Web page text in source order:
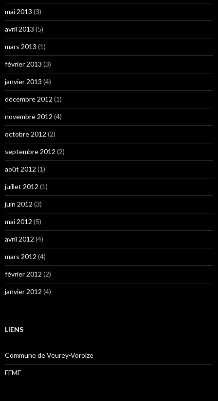
mai 2013 (3)
avril 2013 (5)
mars 2013 (1)
février 2013 (3)
janvier 2013 (4)
décembre 2012 (1)
novembre 2012 (4)
octobre 2012 (2)
septembre 2012 (2)
août 2012 (1)
juillet 2012 (1)
juin 2012 (3)
mai 2012 (5)
avril 2012 (4)
mars 2012 (4)
février 2012 (2)
janvier 2012 (4)
LIENS
Commune de Veurey-Voroize
FFME